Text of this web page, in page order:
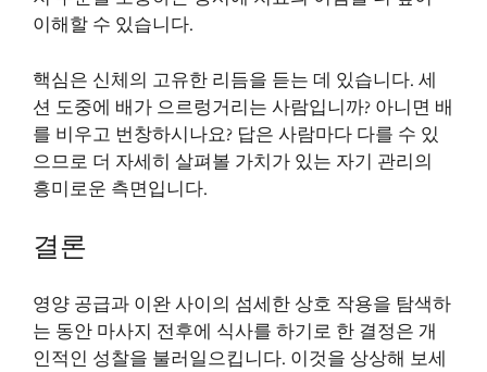
이해할 수 있습니다.
핵심은 신체의 고유한 리듬을 듣는 데 있습니다. 세
션 도중에 배가 으르렁거리는 사람입니까? 아니면 배
를 비우고 번창하시나요? 답은 사람마다 다를 수 있
으므로 더 자세히 살펴볼 가치가 있는 자기 관리의
흥미로운 측면입니다.
결론
영양 공급과 이완 사이의 섬세한 상호 작용을 탐색하
는 동안 마사지 전후에 식사를 하기로 한 결정은 개
인적인 성찰을 불러일으킵니다. 이것을 상상해 보세